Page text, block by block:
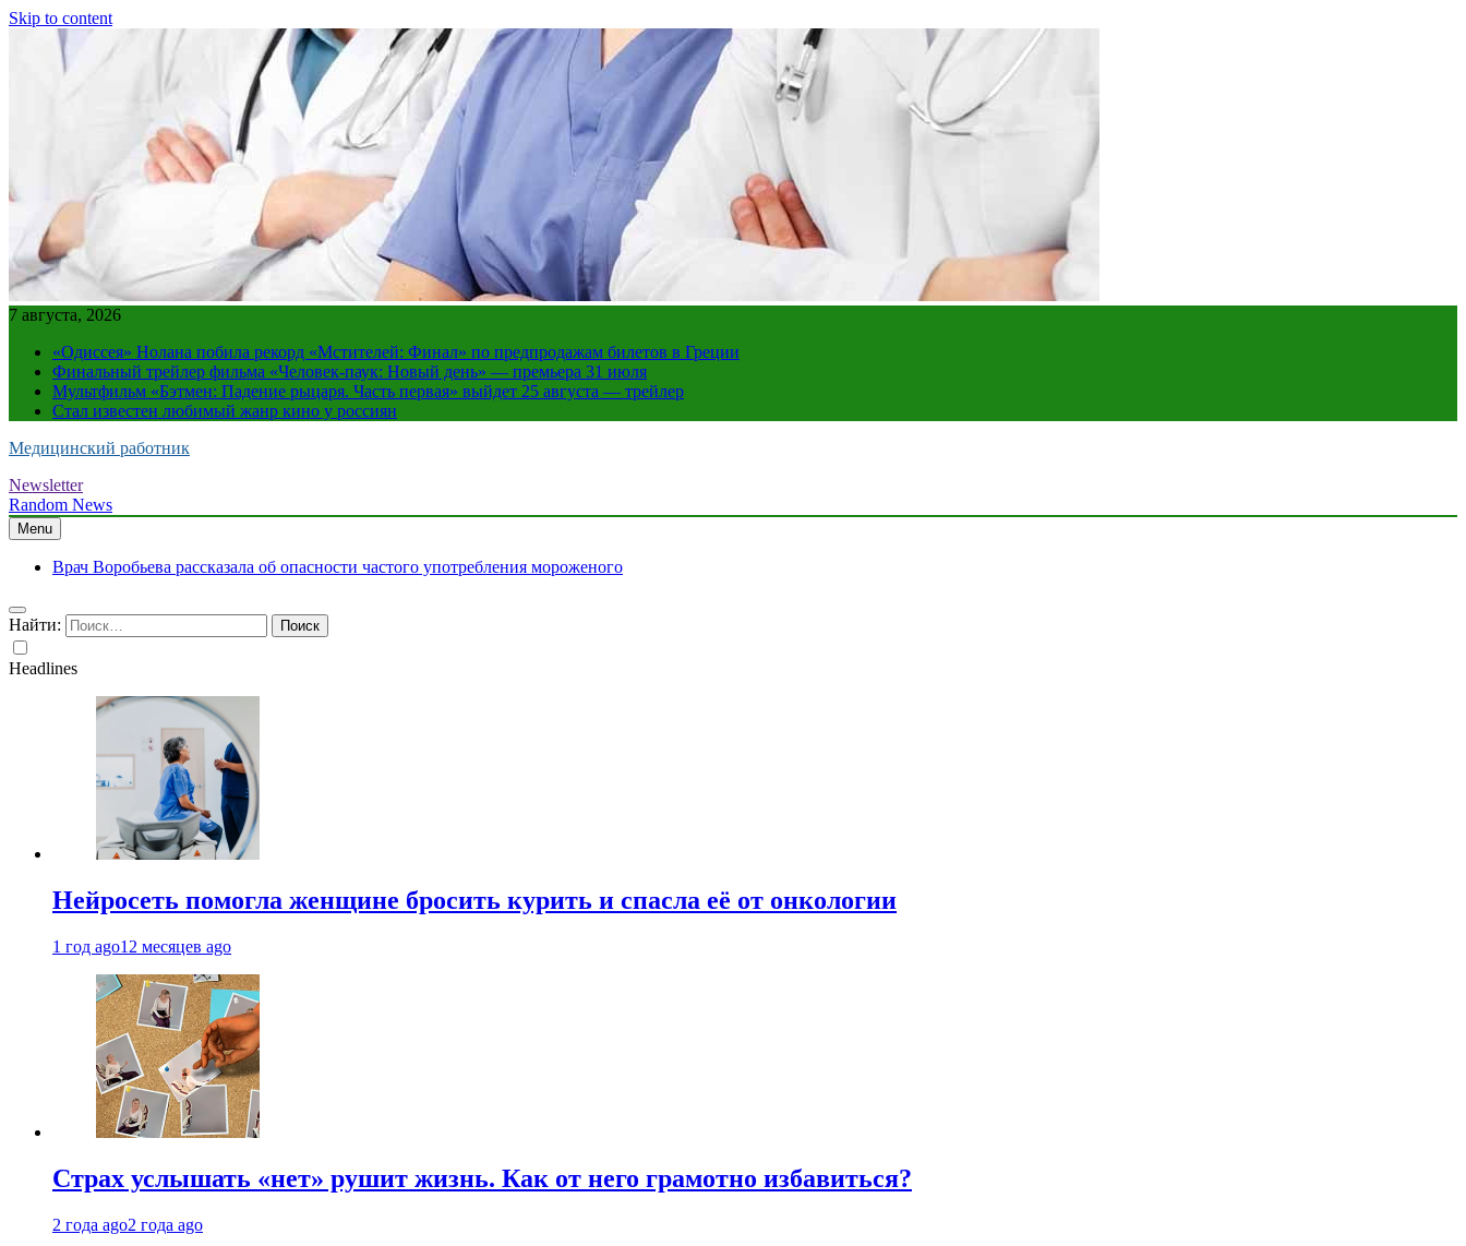
Skip to content
7 августа, 2026
«Одиссея» Нолана побила рекорд «Мстителей: Финал» по предпродажам билетов в Греции
Финальный трейлер фильма «Человек-паук: Новый день» — премьера 31 июля
Мультфильм «Бэтмен: Падение рыцаря. Часть первая» выйдет 25 августа — трейлер
Стал известен любимый жанр кино у россиян
Медицинский работник
Newsletter
Random News
Menu
Врач Воробьева рассказала об опасности частого употребления мороженого
Найти:
Headlines
Нейросеть помогла женщине бросить курить и спасла её от онкологии
1 год ago12 месяцев ago
Страх услышать «нет» рушит жизнь. Как от него грамотно избавиться?
2 года ago2 года ago